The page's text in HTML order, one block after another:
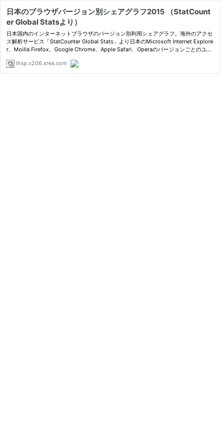
日本のブラウザバージョン別シェアグラフ2015 （StatCount
er Global Statsより）
日本国内のインターネットブラウザのバージョン別利用シェアグラフ。海外のアクセ
ス解析サービス「StatCounter Global Stats」より日本のMicrosoft Internet Explore
r、Moilla Firefox、Google Chrome、Apple Safari、Operaのバージョンごとのユー
lhsp.s206.xrea.com